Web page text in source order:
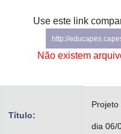
Gabinete de Segurança Institucional
Advocacia-Geral da União
Use este link
http://
Não existem
Título:
dia 06/